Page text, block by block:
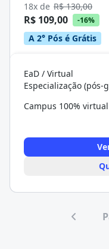
18x de R$ 130,00
R$ 109,00 -16%
A 2° Pós é Grátis
EaD / Virtual
Campus 100% virtual